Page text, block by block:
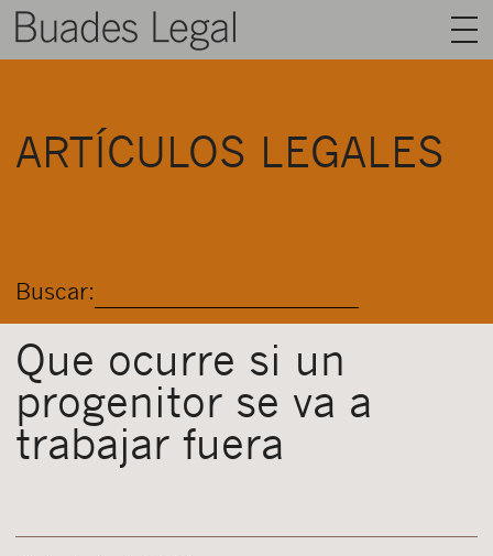
ÁREAS
ARTÍCULOS LEGALES
Buscar:
Que ocurre si un
progenitor se va a
trabajar fuera